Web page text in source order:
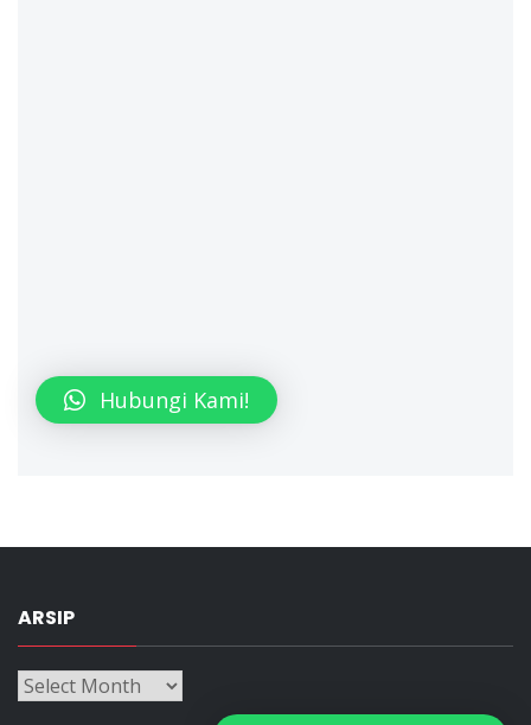
Hubungi Kami!
ARSIP
Arsip